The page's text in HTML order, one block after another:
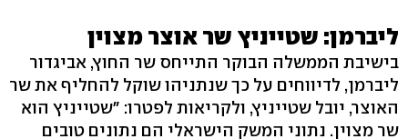
ליברמן: שטייניץ שר אוצר מצוין
בישיבת הממשלה הבוקר התייחס שר החוץ, אביגדור
ליברמן, לדיווחים על כך שנתניהו שוקל להחליף את שר
האוצר, יובל שטייניץ, ולקריאות לפטרו: "שטייניץ הוא
שר מצוין. נתוני המשק הישראלי הם נתונים טובים